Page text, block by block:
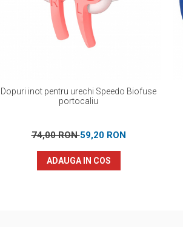
Dopuri inot pentru urechi Speedo Biofuse
portocaliu
74,00 RON59,20 RON
ADAUGA IN COS